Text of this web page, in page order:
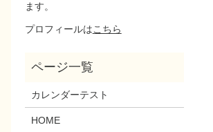
ます。
プロフィールはこちら
カレンダーテスト
HOME